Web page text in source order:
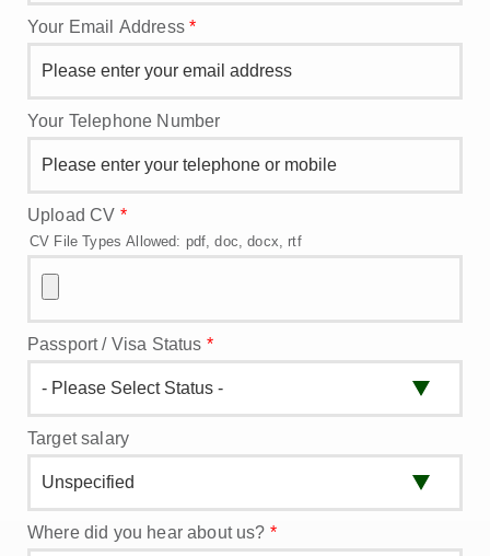
Your Email Address*
Your Telephone Number
Upload CV *
CV File Types Allowed: pdf, doc, docx, rtf
Passport / Visa Status *
Target salary
Where did you hear about us? *